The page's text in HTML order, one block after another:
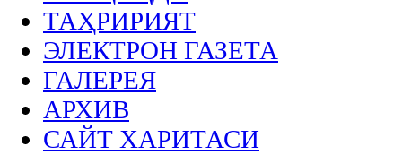
ТАҲРИРИЯТ
ЭЛЕКТРОН ГАЗЕТА
ГАЛЕРЕЯ
АРХИВ
САЙТ ХАРИТАСИ